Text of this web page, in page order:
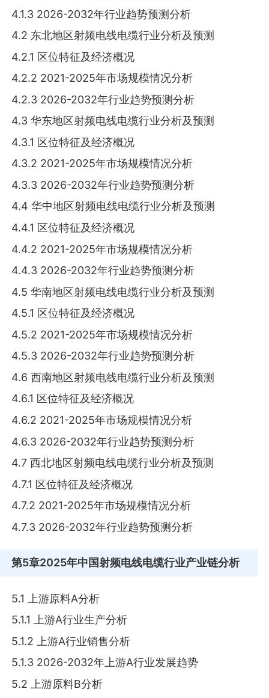
4.1.3 2026-2032年行业趋势预测分析
4.2 东北地区射频电线电缆行业分析及预测
4.2.1 区位特征及经济概况
4.2.2 2021-2025年市场规模情况分析
4.2.3 2026-2032年行业趋势预测分析
4.3 华东地区射频电线电缆行业分析及预测
4.3.1 区位特征及经济概况
4.3.2 2021-2025年市场规模情况分析
4.3.3 2026-2032年行业趋势预测分析
4.4 华中地区射频电线电缆行业分析及预测
4.4.1 区位特征及经济概况
4.4.2 2021-2025年市场规模情况分析
4.4.3 2026-2032年行业趋势预测分析
4.5 华南地区射频电线电缆行业分析及预测
4.5.1 区位特征及经济概况
4.5.2 2021-2025年市场规模情况分析
4.5.3 2026-2032年行业趋势预测分析
4.6 西南地区射频电线电缆行业分析及预测
4.6.1 区位特征及经济概况
4.6.2 2021-2025年市场规模情况分析
4.6.3 2026-2032年行业趋势预测分析
4.7 西北地区射频电线电缆行业分析及预测
4.7.1 区位特征及经济概况
4.7.2 2021-2025年市场规模情况分析
4.7.3 2026-2032年行业趋势预测分析
第5章2025年中国射频电线电缆行业产业链分析
5.1 上游原料A分析
5.1.1 上游A行业生产分析
5.1.2 上游A行业销售分析
5.1.3 2026-2032年上游A行业发展趋势
5.2 上游原料B分析